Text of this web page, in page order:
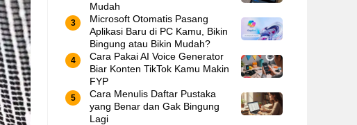
Mudah
Microsoft Otomatis Pasang
Aplikasi Baru di PC Kamu, Bikin
Bingung atau Bikin Mudah?
Cara Pakai AI Voice Generator
Biar Konten TikTok Kamu Makin
FYP
Cara Menulis Daftar Pustaka
yang Benar dan Gak Bingung
Lagi